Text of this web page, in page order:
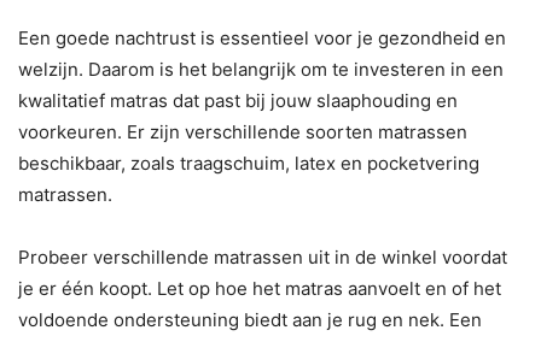
Een goede nachtrust is essentieel voor je gezondheid en
welzijn. Daarom is het belangrijk om te investeren in een
kwalitatief matras dat past bij jouw slaaphouding en
voorkeuren. Er zijn verschillende soorten matrassen
beschikbaar, zoals traagschuim, latex en pocketvering
matrassen.
Probeer verschillende matrassen uit in de winkel voordat
je er één koopt. Let op hoe het matras aanvoelt en of het
voldoende ondersteuning biedt aan je rug en nek. Een